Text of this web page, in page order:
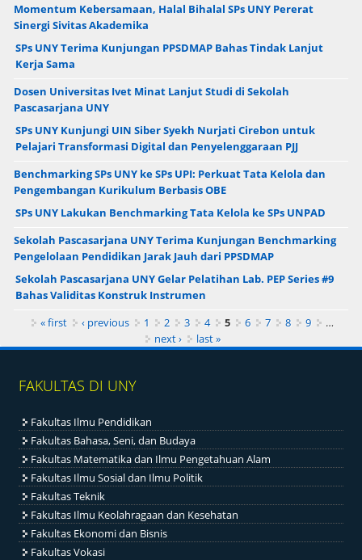
Momentum Kebersamaan, Halal Bihalal SPs UNY Pererat
Sinergi Sivitas Akademika
SPs UNY Terima Kunjungan PPSDMAP Bahas Tindak Lanjut
Kerja Sama
Dosen Universitas Ivet Minat Lanjut Studi di Sekolah
Pascasarjana UNY
SPs UNY Kunjungi UIN Siber Syekh Nurjati Cirebon untuk
Pelajari Transformasi Digital dan Penyelenggaraan PJJ
Benchmarking SPs UNY ke SPs UPI: Perkuat Tata Kelola dan
Pengembangan Kurikulum Berbasis OBE
SPs UNY Lakukan Benchmarking Tata Kelola ke SPs UNPAD
Sekolah Pascasarjana UNY Terima Kunjungan Benchmarking
Pengelolaan Pendidikan Jarak Jauh dari PPSDMAP
Sekolah Pascasarjana UNY Gelar Pelatihan Lab. PEP Series #9
Bahas Validitas Konstruk Instrumen
Pages« first ‹ previous 1 2 3 4 5 6 7 8 9
…
next ›
last »
FAKULTAS DI UNY
Fakultas Ilmu Pendidikan
Fakultas Bahasa, Seni, dan Budaya
Fakultas Matematika dan Ilmu Pengetahuan Alam
Fakultas Ilmu Sosial dan Ilmu Politik
Fakultas Teknik
Fakultas Ilmu Keolahragaan dan Kesehatan
Fakultas Ekonomi dan Bisnis
Fakultas Vokasi